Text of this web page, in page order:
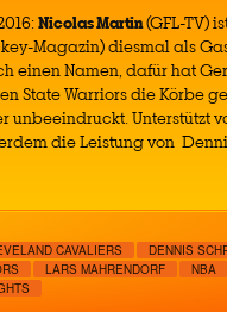
Nicolas Martin(GFL-TV)
Magazin) diesmal als
einen Namen, dafür hat
State Warriors die Körbe
unbeeindruckt. Unterstützt
die Leistung von
CAVALIERS
DENNIS
LARS MAHRENDORF
NBA